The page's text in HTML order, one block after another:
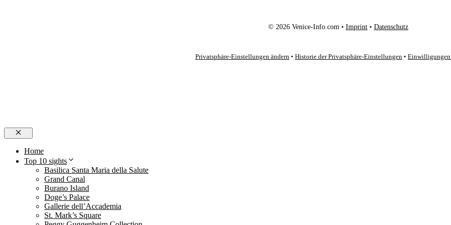
© 2026 Venice-Info.com • Imprint • Datenschutz
Privatsphäre-Einstellungen ändern • Historie der Privatsphäre-Einstellungen • Einwilligungen
Close
Home
Top 10 sights
Basilica Santa Maria della Salute
Grand Canal
Burano Island
Doge’s Palace
Gallerie dell’Accademia
St. Mark’s Square